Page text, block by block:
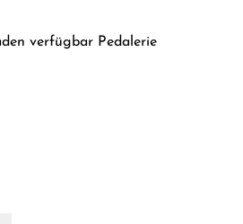
verfügbar Pedalerie